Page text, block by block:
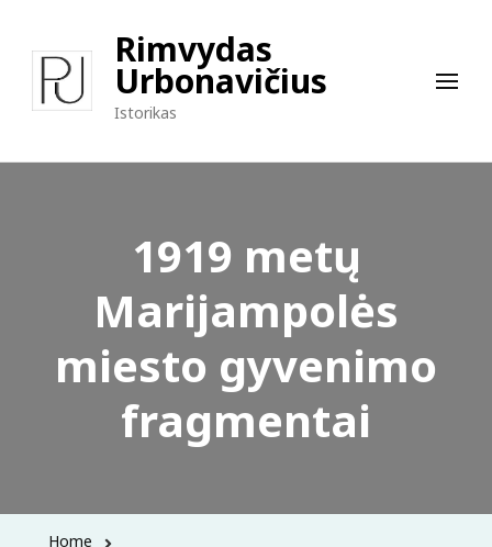
Rimvydas
Urbonavičius
Istorikas
1919 metų
Marijampolės
miesto gyvenimo
fragmentai
Home